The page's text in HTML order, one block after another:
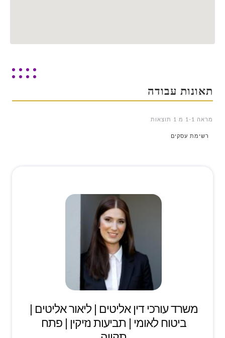
תאונות עבודה
מראה 1-1 מ 1 תוצאות
רשימת עסקים
משרד עורכי דין אליטים | ליאור אליטים |
ביטוח לאומי | תביעות נזיקין | פתח